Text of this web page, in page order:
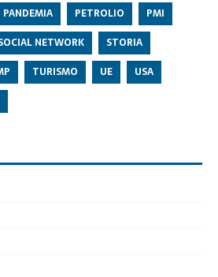
PANDEMIA PETROLIO
PMI
NETWORK
STORIA
TURISMO UE
USA